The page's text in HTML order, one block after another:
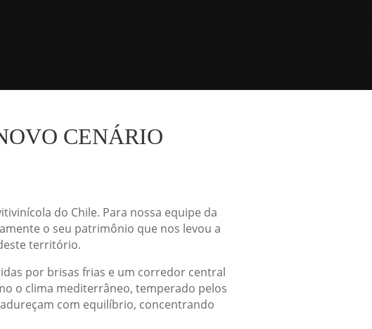
CENÁRIO
do Chile. Para nossa equipe da
o seu patrimônio que nos levou a
território.
por brisas frias e um corredor central
o clima mediterrâneo, temperado pelos
com equilíbrio, concentrando